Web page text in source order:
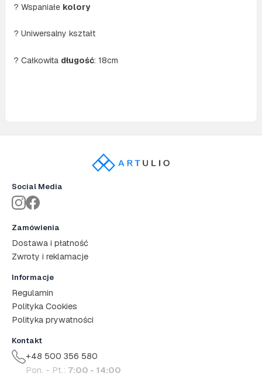
? Wspaniałe kolory
? Uniwersalny kształt
? Całkowita długość: 18cm
Zamówienia
Dostawa i płatność
Zwroty i reklamacje
Informacje
Regulamin
Polityka Cookies
Polityka prywatności
Kontakt
+48 500 356 580
Pon. - Pt.: 7:00 - 14:00
Social Media